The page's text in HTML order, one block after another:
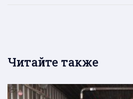
Читайте также